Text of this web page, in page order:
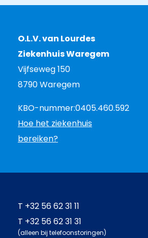
O.L.V. van Lourdes
Ziekenhuis Waregem
Vijfseweg 150
8790 Waregem
KBO-nummer:0405.460.592
Hoe het ziekenhuis
bereiken?
T +32 56 62 31 11
T +32 56 62 31 31
(alleen bij telefoonstoringen)